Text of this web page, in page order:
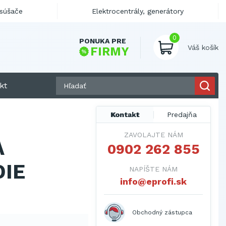
PONUKA PRE
FIRMY
0
Váš košík
Kontakt Predajňa
ZAVOLAJTE NÁM
0902 262 855
NAPÍŠTE NÁM
info@eprofi.sk
Obchodný zástupca
Elektrocentrály, generátory